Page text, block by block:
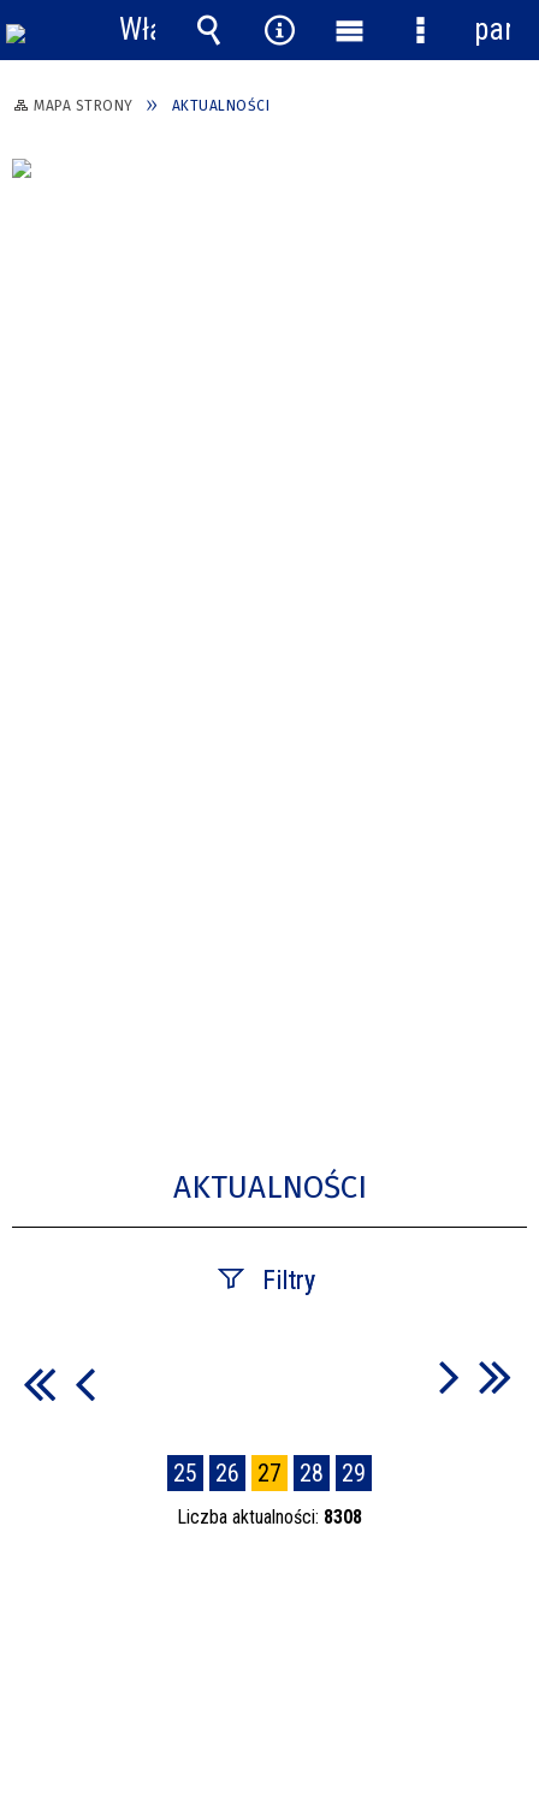
MAPA STRONY AKTUALNOŚCI
AKTUALNOŚCI
Filtry
—
25 26 27 28 29
Liczba aktualności: 8308
Włącz
powiadomienia
Wyszukiwarka
Narzędzia
MenuMenu
panel